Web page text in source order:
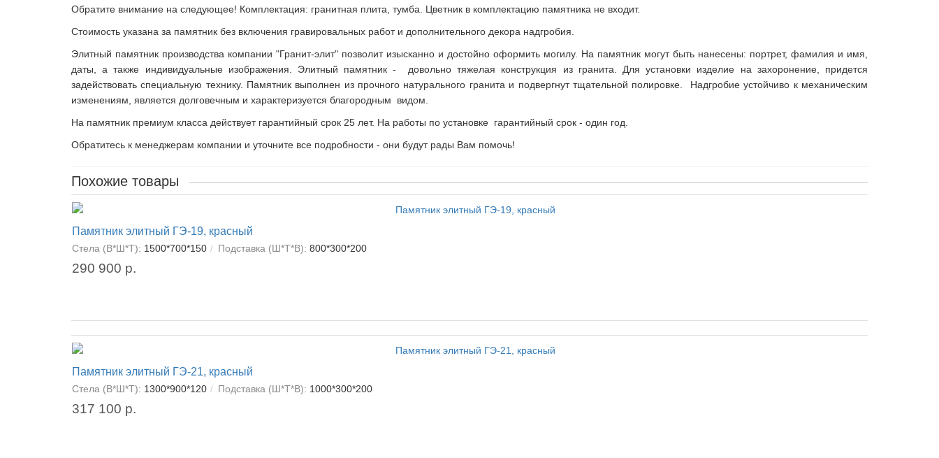
Обратите внимание на следующее! Комплектация: гранитная плита, тумба. Цветник в комплектацию памятника не входит.
Стоимость указана за памятник без включения гравировальных работ и дополнительного декора надгробия.
Элитный памятник производства компании "Гранит-элит" позволит изысканно и достойно оформить могилу. На памятник могут быть нанесены: портрет, фамилия и имя,
даты, а также индивидуальные изображения. Элитный памятник - довольно тяжелая конструкция из гранита. Для установки изделие на захоронение, придется
задействовать специальную технику. Памятник выполнен из прочного натурального гранита и подвергнут тщательной полировке. Надгробие устойчиво к механическим
изменениям, является долговечным и характеризуется благородным видом.
На памятник премиум класса действует гарантийный срок 25 лет. На работы по установке гарантийный срок - один год.
Обратитесь к менеджерам компании и уточните все подробности - они будут рады Вам помочь!
Похожие товары
Памятник элитный ГЭ-19, красный
Стела (В*Ш*Т): 1500*700*150 Подставка (Ш*Т*В): 800*300*200
290 900 р.
Памятник элитный ГЭ-21, красный
Стела (В*Ш*Т): 1300*900*120 Подставка (Ш*Т*В): 1000*300*200
317 100 р.